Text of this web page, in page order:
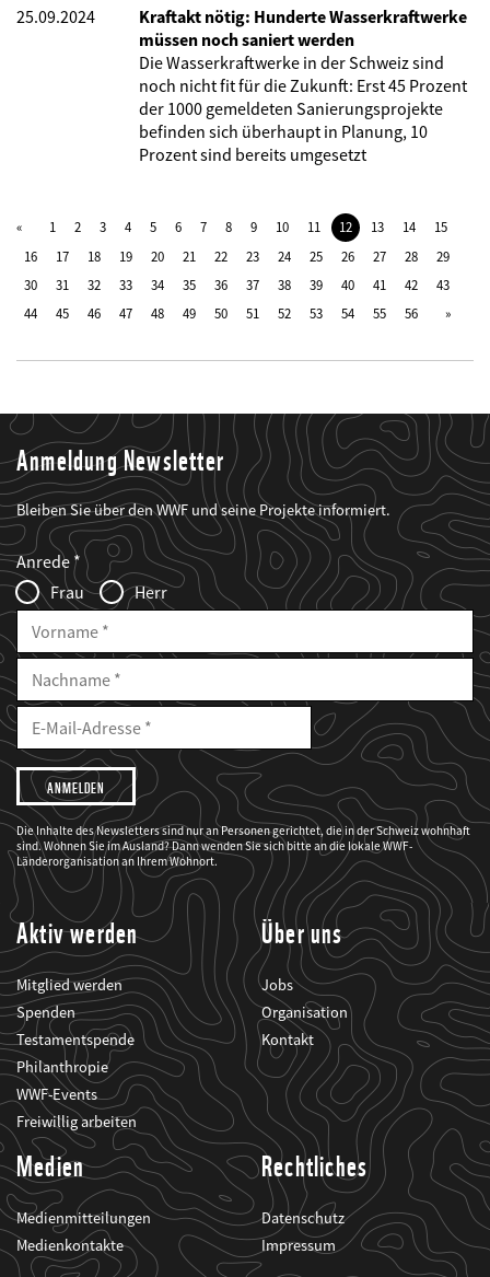
25.09.2024
Kraftakt nötig: Hunderte Wasserkraftwerke
müssen noch saniert werden
Die Wasserkraftwerke in der Schweiz sind
noch nicht fit für die Zukunft: Erst 45 Prozent
der 1000 gemeldeten Sanierungsprojekte
befinden sich überhaupt in Planung, 10
Prozent sind bereits umgesetzt
1 2 3 4 5 6 7 8 9 10 11 12 13 14
15
16
17 18 19 20 21 22 23 24 25 26 27 28
29
30
31 32 33 34 35 36 37 38 39 40 41 42
43
44
45 46 47 48 49 50 51 52 53 54 55 56
Anmeldung Newsletter
Bleiben Sie über den WWF und seine Projekte informiert.
Web2Case
Infofelder
Fieldset
anrede_name
Anrede
Frau
Herr
Vorname
Nachname
E-
Mailadresse
E-
Adresse
Ich
möchte,
dass
der
WWF
mich
über
seine
Projekte
informiert.
Die Inhalte des Newsletters sind nur an Personen gerichtet, die in der Schweiz wohnhaft
sind. Wohnen Sie im Ausland? Dann wenden Sie sich bitte an die lokale WWF-
Länderorganisation an Ihrem Wohnort.
Aktiv werden
Mitglied werden
Spenden
Testamentspende
Philanthropie
WWF-Events
Freiwillig arbeiten
Über uns
Jobs
Organisation
Kontakt
Medien
Medienmitteilungen
Medienkontakte
Rechtliches
Datenschutz
Impressum